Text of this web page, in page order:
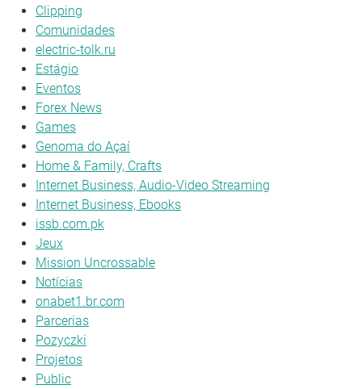
Clipping
Comunidades
electric-tolk.ru
Estágio
Eventos
Forex News
Games
Genoma do Açaí
Home & Family, Crafts
Internet Business, Audio-Video Streaming
Internet Business, Ebooks
issb.com.pk
Jeux
Mission Uncrossable
Notícias
onabet1.br.com
Parcerias
Pozyczki
Projetos
Public